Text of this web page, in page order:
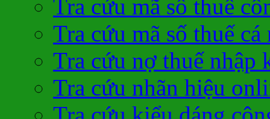
Tra cứu mã số thuế
Tra cứu mã số thuế cá
Tra cứu nợ thuế nhập
Tra cứu nhãn hiệu